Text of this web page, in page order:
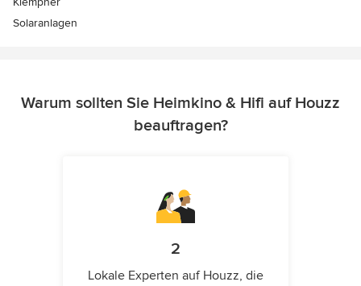
Solaranlagen
Warum sollten Sie Heimkino & Hifi auf Houzz
beauftragen?
2
Lokale Experten auf Houzz, die